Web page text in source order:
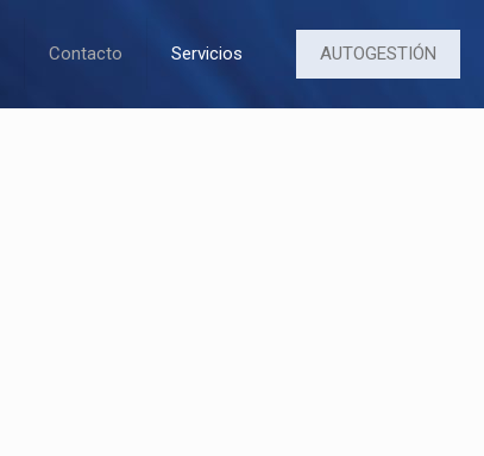
Contacto Servicios AUTOGESTIÓN